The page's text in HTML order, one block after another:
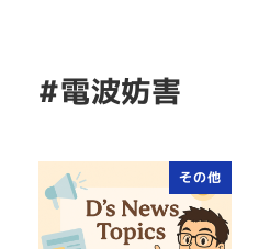
#電波妨害
その他